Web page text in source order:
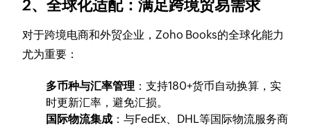
2、全球化适配：满足跨境贸易需求
对于跨境电商和外贸企业，Zoho Books的全球化能力
尤为重要：
多币种与汇率管理 ：支持180+货币自动换算，实
时更新汇率，避免汇损。
国际物流集成 ：与FedEx、DHL等国际物流服务商